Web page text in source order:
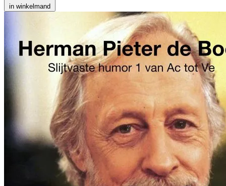
in winkelmand